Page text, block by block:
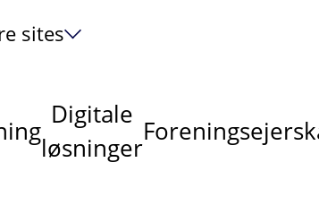
sites
Digitale
løsninger